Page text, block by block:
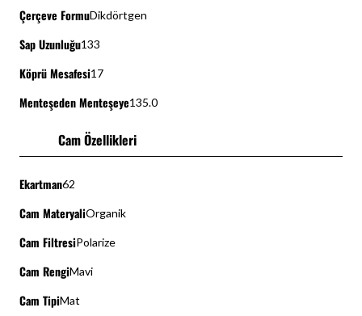
Çerçeve FormuDikdörtgen
Sap Uzunluğu133
Köprü Mesafesi17
Menteşeden Menteşeye135.0
Cam Özellikleri
Ekartman62
Cam MateryaliOrganik
Cam FiltresiPolarize
Cam RengiMavi
Cam TipiMat